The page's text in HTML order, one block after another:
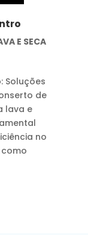
E SECA
Soluções
de
lava e
no